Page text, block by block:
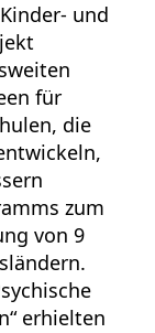
und
für
die
zum
von 9
erhielten